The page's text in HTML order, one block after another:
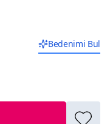
Bedenimi Bul